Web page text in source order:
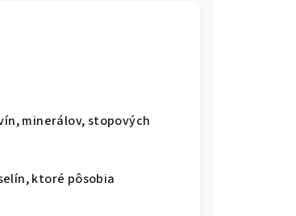
minerálov, stopových
ktoré pôsobia